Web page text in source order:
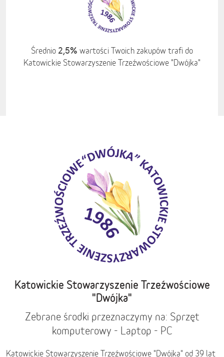
Średnio 2,5% wartości Twoich zakupów trafi do
Katowickie Stowarzyszenie Trzeźwościowe "Dwójka"
Katowickie Stowarzyszenie Trzeźwościowe
"Dwójka"
Zebrane środki przeznaczymy na: Sprzęt
komputerowy - Laptop - PC
Katowickie Stowarzyszenie Trzeźwościowe "Dwójka" od 39 lat